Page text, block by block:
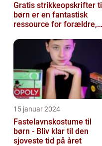
Gratis strikkeopskrifter til
børn er en fantastisk
ressource for forældre,
st...
15 januar 2024
Fastelavnskostume til
børn - Bliv klar til den
sjoveste tid på året